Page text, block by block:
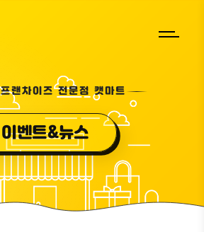
랜차이즈 전문점 캣마트
이벤트&뉴스